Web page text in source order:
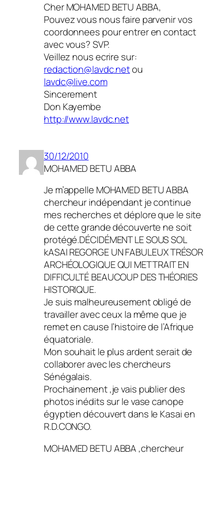
Cher MOHAMED BETU ABBA,
Pouvez vous nous faire parvenir vos
coordonnees pour entrer en contact
avec vous? SVP.
Veillez nous ecrire sur:
redaction@lavdc.netou
lavdc@live.com
Sincerement
Don Kayembe
http://www.lavdc.net
30/12/2010
MOHAMED BETU ABBA
Je m’appelle MOHAMED BETU ABBA
chercheur indépendant je continue
mes recherches et déplore que le site
de cette grande découverte ne soit
protégé.DÉCIDÉMENT LE SOUS SOL
kASAI REGORGE UN FABULEUX TRÉSOR
ARCHÉOLOGIQUE QUI METTRAIT EN
DIFFICULTÉ BEAUCOUP DES THÉORIES
HISTORIQUE.
Je suis malheureusement obligé de
travailler avec ceux la même que je
remet en cause l’histoire de l’Afrique
équatoriale.
Mon souhait le plus ardent serait de
collaborer avec les chercheurs
Sénégalais.
Prochainement ,je vais publier des
photos inédits sur le vase canope
égyptien découvert dans le Kasai en
R.D.CONGO.
MOHAMED BETU ABBA ,chercheur